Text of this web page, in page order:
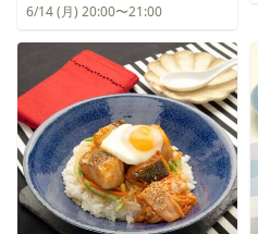
6/14 (月) 20:00〜21:00